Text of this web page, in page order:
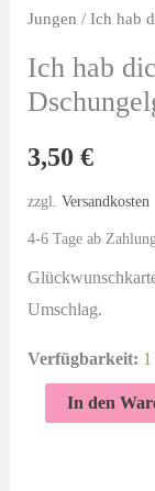
Jungen / Ich hab
Ich hab
3,50 €
zzgl. Versandkosten
4-6 Tage ab Zahlung
Umschlag.
Verfügbarkeit:
In den